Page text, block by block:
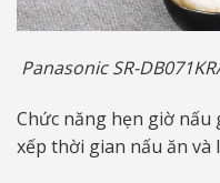
Panasonic SR-
Chức năng hẹn giờ
xếp thời gian nấu ăn và